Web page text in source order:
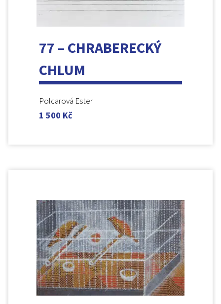
77 – CHRABERECKÝ
CHLUM
Polcarová Ester
1 500 Kč